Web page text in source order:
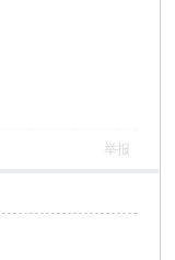
举报